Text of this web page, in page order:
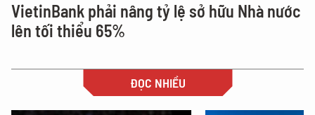
VietinBank phải nâng tỷ lệ sở hữu Nhà nước
lên tối thiểu 65%
ĐỌC NHIỀU